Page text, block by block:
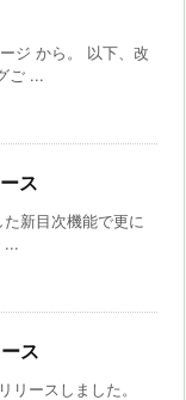
ジ から。 以下、改
ご ...
ス
新目次機能で更に
...
ス
リースしました。